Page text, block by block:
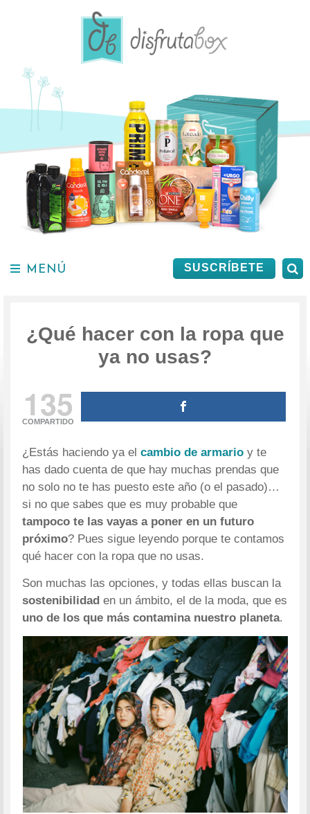
SUSCRÍBETE
MENÚ
¿Qué hacer con la ropa que
ya no usas?
135
COMPARTIDO
¿Estás haciendo ya elcambio de armario y te
has dado cuenta de que hay muchas prendas que
no solo no te has puesto este año (o el pasado)…
si no que sabes que es muy probable que
tampoco te las vayas a poner en un futuro
próximo? Pues sigue leyendo porque te contamos
qué hacer con la ropa que no usas.
Son muchas las opciones, y todas ellas buscan la
sostenibilidad en un ámbito, el de la moda, que es
uno de los que más contamina nuestro planeta.